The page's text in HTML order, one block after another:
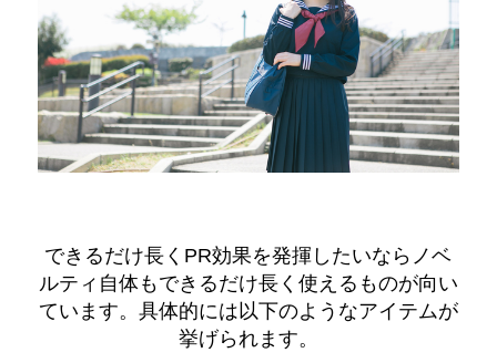
できるだけ長くPR効果を発揮したいならノベ
ルティ自体もできるだけ長く使えるものが向い
ています。具体的には以下のようなアイテムが
挙げられます。